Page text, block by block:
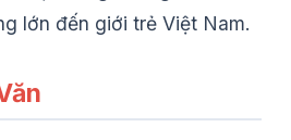
lớn đến giới trẻ Việt Nam.